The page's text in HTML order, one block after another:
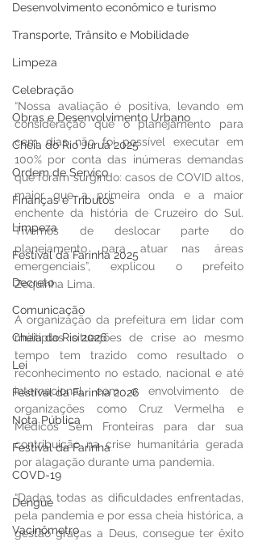
Desenvolvimento econômico e turismo
Transporte, Trânsito e Mobilidade
Limpeza
Celebração
Obras e Desenvolvimento Urbano
Cheia do Rio Juruá 2025
Ordem de Serviço
Finanças e Tributos
Limpeza
Festival da Farinha 2025
Decreto
Comunicação
Cheia do Rio 2026
Lei
Festival da Farinha 2026
Nota Pública
Festival da Farinha
COVD-19
Dengue
Vacinômetro
“Nossa avaliação é positiva, levando em
consideração que o planejamento para
cem dias não foi possível executar em
100% por conta das inúmeras demandas
que foram surgindo: casos de COVID altos,
maior que a primeira onda e a maior
enchente da história de Cruzeiro do Sul.
Tivemos de deslocar parte do
planejamento para atuar nas áreas
emergenciais”, explicou o prefeito
Zequinha Lima.
A organização da prefeitura em lidar com
múltiplas situações de crise ao mesmo
tempo tem trazido como resultado o
reconhecimento no estado, nacional e até
internacional, com o envolvimento de
organizações como Cruz Vermelha e
Médicos Sem Fronteiras para dar sua
contribuição na crise humanitária gerada
por alagação durante uma pandemia.
“Dadas todas as dificuldades enfrentadas,
pela pandemia e por essa cheia histórica, a
gestão graças a Deus, consegue ter êxito